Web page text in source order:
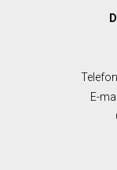
E-mail